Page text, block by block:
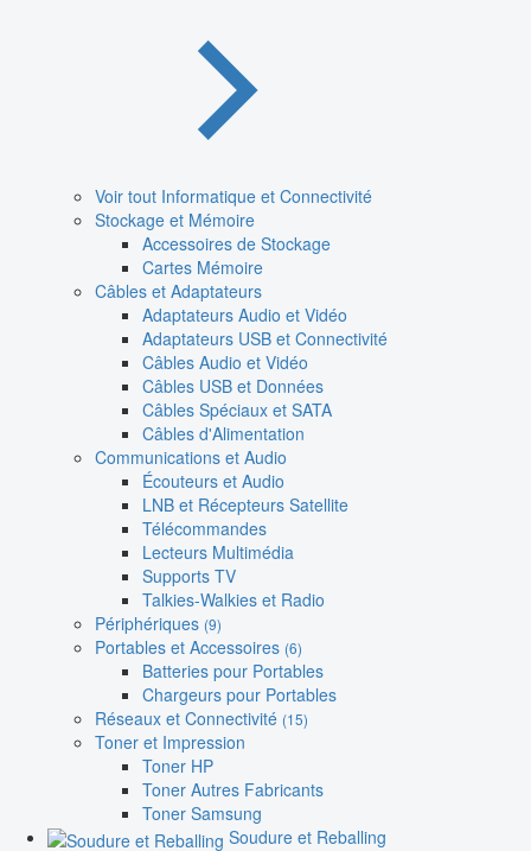
Voir tout Informatique et Connectivité
Stockage et Mémoire
Accessoires de Stockage
Cartes Mémoire
Câbles et Adaptateurs
Adaptateurs Audio et Vidéo
Adaptateurs USB et Connectivité
Câbles Audio et Vidéo
Câbles USB et Données
Câbles Spéciaux et SATA
Câbles d'Alimentation
Communications et Audio
Écouteurs et Audio
LNB et Récepteurs Satellite
Télécommandes
Lecteurs Multimédia
Supports TV
Talkies-Walkies et Radio
Périphériques (9)
Portables et Accessoires (6)
Batteries pour Portables
Chargeurs pour Portables
Réseaux et Connectivité (15)
Toner et Impression
Toner HP
Toner Autres Fabricants
Toner Samsung
Soudure et Reballing